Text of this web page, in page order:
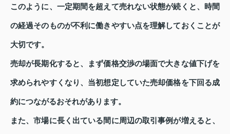
このように、一定期間を超えて売れない状態が続くと、時間
の経過そのものが不利に働きやすい点を理解しておくことが
大切です。
売却が長期化すると、まず価格交渉の場面で大きな値下げを
求められやすくなり、当初想定していた売却価格を下回る成
約につながるおそれがあります。
また、市場に長く出ている間に周辺の取引事例が増えると、